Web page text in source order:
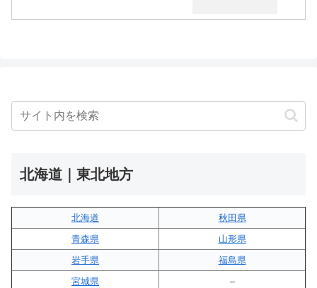
北海道｜東北地方
北海道
秋田県
青森県
山形県
岩手県
福島県
宮城県
–